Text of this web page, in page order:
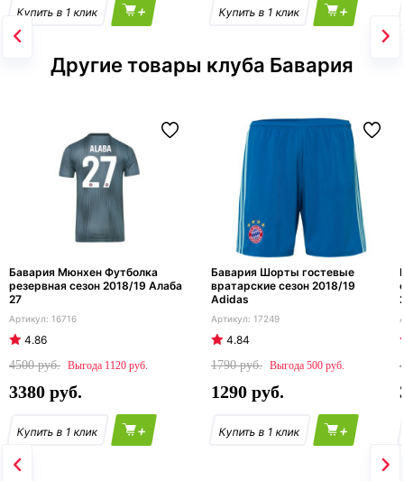
+ +
Другие товары клуба Бавария
Бавария Мюнхен Футболка
резервная сезон 2018/19 Алаба
27
16716
4.86
4500
1120
3380
+
Бавария Шорты гостевые
вратарские сезон 2018/19
Adidas
17249
4.84
1790
500
1290
+